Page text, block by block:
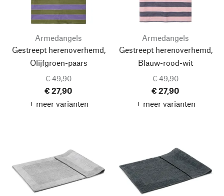
Armedangels
Gestreept herenoverhemd,
Olijfgroen-paars
€ 49,90
€ 27,90
+ meer varianten
Armedangels
Gestreept herenoverhemd,
Blauw-rood-wit
€ 49,90
€ 27,90
+ meer varianten